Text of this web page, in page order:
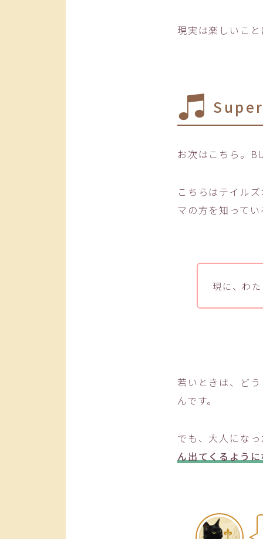
現実は楽しいこ
お次はこちら。
こちらはテイル
マの方を知って
現に、わ
若いときは、ど
んです。
でも、大人にな
ん出てくるよう